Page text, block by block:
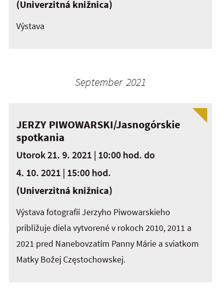
(Univerzitná knižnica)
Výstava
September 2021
JERZY PIWOWARSKI/Jasnogórskie
spotkania
Utorok 21. 9. 2021 | 10:00 hod. do
4. 10. 2021 | 15:00 hod.
(Univerzitná knižnica)
Výstava fotografií Jerzyho Piwowarskieho
približuje diela vytvorené v rokoch 2010, 2011 a
2021 pred Nanebovzatím Panny Márie a sviatkom
Matky Božej Częstochowskej.